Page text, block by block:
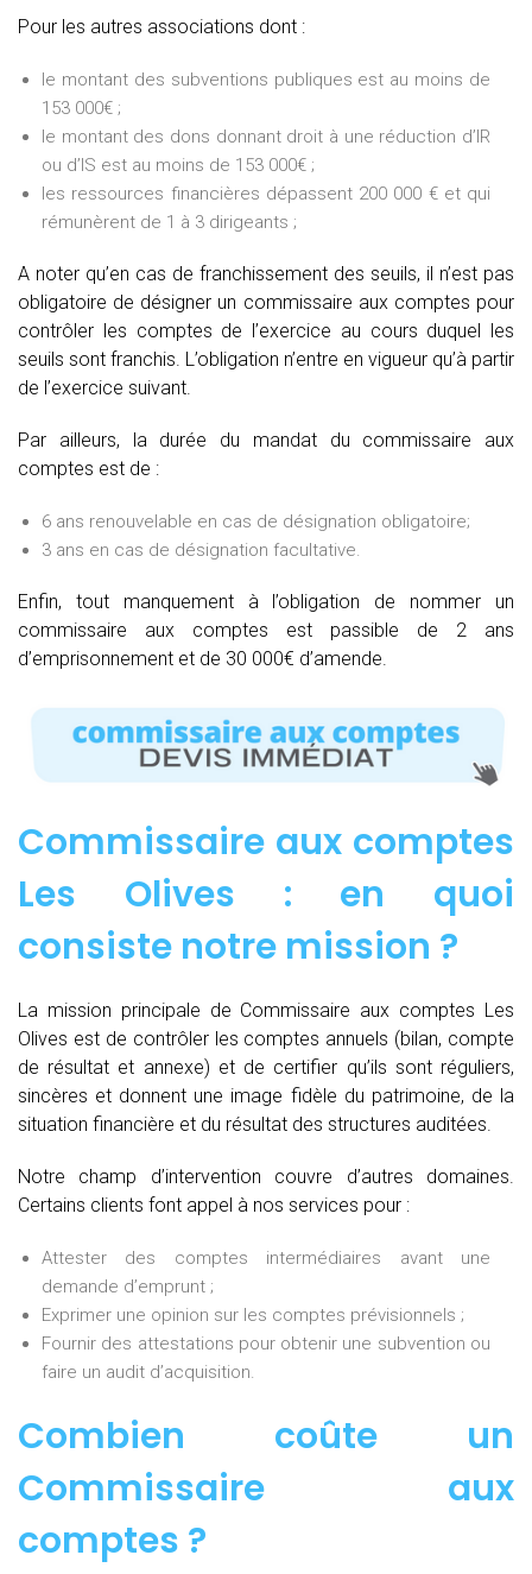
Pour les autres associations dont :
le montant des subventions publiques est au moins de
153 000€ ;
le montant des dons donnant droit à une réduction d’IR
ou d’IS est au moins de 153 000€ ;
les ressources financières dépassent 200 000 € et qui
rémunèrent de 1 à 3 dirigeants ;
A noter qu’en cas de franchissement des seuils, il n’est pas
obligatoire de désigner un commissaire aux comptes pour
contrôler les comptes de l’exercice au cours duquel les
seuils sont franchis. L’obligation n’entre en vigueur qu’à partir
de l’exercice suivant.
Par ailleurs, la durée du mandat du commissaire aux
comptes est de :
6 ans renouvelable en cas de désignation obligatoire;
3 ans en cas de désignation facultative.
Enfin, tout manquement à l’obligation de nommer un
commissaire aux comptes est passible de 2 ans
d’emprisonnement et de 30 000€ d’amende.
Commissaire aux comptes
Les Olives : en quoi
consiste notre mission ?
La mission principale de Commissaire aux comptes Les
Olives est de contrôler les comptes annuels (bilan, compte
de résultat et annexe) et de certifier qu’ils sont réguliers,
sincères et donnent une image fidèle du patrimoine, de la
situation financière et du résultat des structures auditées.
Notre champ d’intervention couvre d’autres domaines.
Certains clients font appel à nos services pour :
Attester des comptes intermédiaires avant une
demande d’emprunt ;
Exprimer une opinion sur les comptes prévisionnels ;
Fournir des attestations pour obtenir une subvention ou
faire un audit d’acquisition.
Combien coûte un
Commissaire aux
comptes ?